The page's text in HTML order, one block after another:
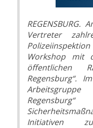
Vertreter
Workshop mit
öffentlichen
Regensburg“.
Initiativen